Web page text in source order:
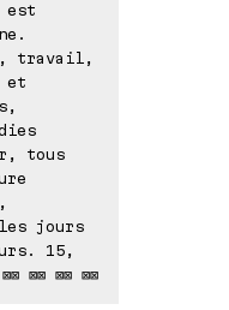
est
travail,
et
tous
jours
15,
⊠⊠ ⊠⊠ ⊠⊠